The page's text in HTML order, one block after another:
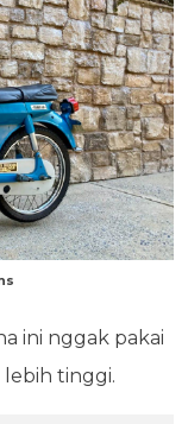
ini nggak pakai
tinggi.